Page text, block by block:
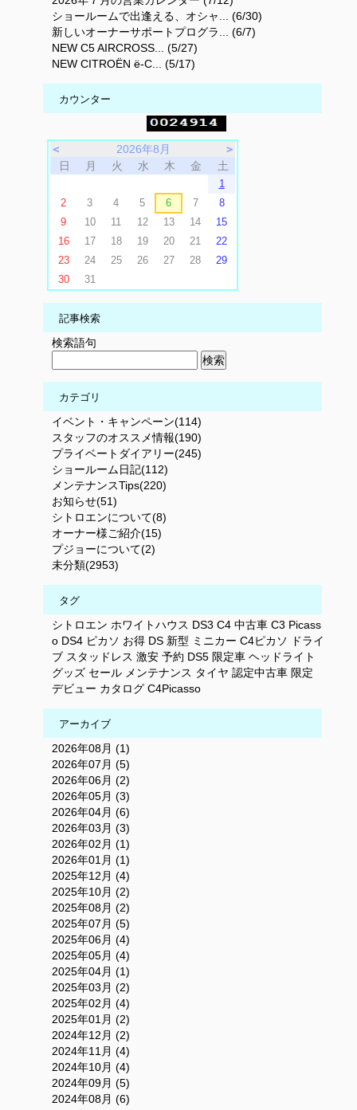
ショールームで出逢える、オシャ... (6/30)
新しいオーナーサポートプログラ... (6/7)
NEW C5 AIRCROSS... (5/27)
NEW CITROËN ë‑C... (5/17)
カウンター
＜ 2026年8月
＞
日
月 火 水 木 金 土
1
2
3 4 5 6 7
8
9
10 11 12 13 14
15
16
17 18 19 20 21
22
23
24 25 26 27 28
29
30
31
記事検索
検索語句
カテゴリ
イベント・キャンペーン(114)
スタッフのオススメ情報(190)
プライベートダイアリー(245)
ショールーム日記(112)
メンテナンスTips(220)
お知らせ(51)
シトロエンについて(8)
オーナー様ご紹介(15)
プジョーについて(2)
未分類(2953)
タグ
シトロエン ホワイトハウス DS3 C4 中古車 C3 Picass
o DS4 ピカソ お得 DS 新型 ミニカー C4ピカソ
ドライ
ブ スタッドレス 激安 予約 DS5 限定車 ヘッドライト
グッズ セール メンテナンス タイヤ 認定中古車 限定
デビュー カタログ C4Picasso
アーカイブ
2026年08月 (1)
2026年07月 (5)
2026年06月 (2)
2026年05月 (3)
2026年04月 (6)
2026年03月 (3)
2026年02月 (1)
2026年01月 (1)
2025年12月 (4)
2025年10月 (2)
2025年08月 (2)
2025年07月 (5)
2025年06月 (4)
2025年05月 (4)
2025年04月 (1)
2025年03月 (2)
2025年02月 (4)
2025年01月 (2)
2024年12月 (2)
2024年11月 (4)
2024年10月 (4)
2024年09月 (5)
2024年08月 (6)